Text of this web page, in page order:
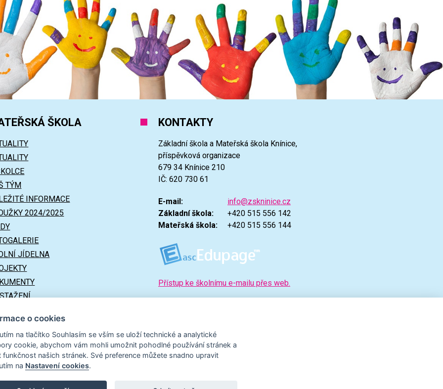
o cookies
na tlačítko Souhlasím se vším se uloží technické a analytické
cookie, abychom vám mohli umožnit pohodlné používání stránek a
funkčnost našich stránek. Své preference můžete snadno upravit
na Nastavení cookies.
ŠKOLA
TÝM
INFORMACE
2024/2025
JÍDELNA
KONTAKTY
Základní škola a Mateřská škola Knínice,
příspěvková organizace
679 34 Knínice 210
IČ: 620 730 61
E-mail:
info@zskninice.cz
Základní škola:
+420 515 556 142
Mateřská škola:
+420 515 556 144
Přístup ke školnímu e-mailu přes web.